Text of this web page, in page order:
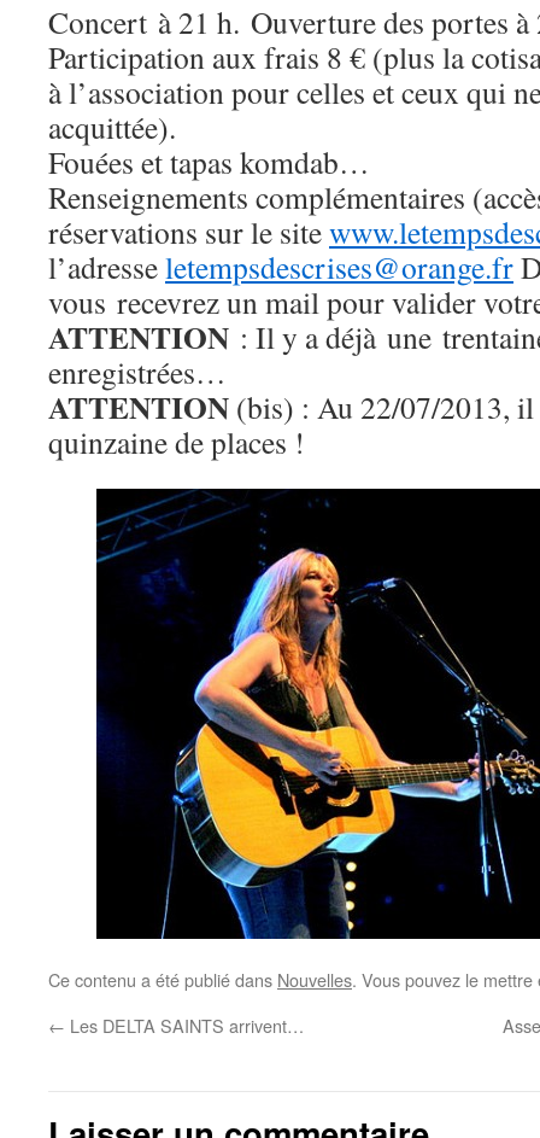
Concert à 21 h. Ouverture des portes à
Participation aux frais 8 € (plus la
à l’association pour celles et ceux qui
acquittée).
Fouées et tapas komdab…
Renseignements complémentaires
réservations sur le site
l’adresseletempsdescrises@orange.fr
vous recevrez un mail pour valider
ATTENTION : Il y a déjà une
enregistrées…
ATTENTION (bis) : Au 22/07/2013, il
quinzaine de places !
Ce contenu a été publié dans Nouvelles. Vous pouvez le
← Les DELTA SAINTS arrivent…